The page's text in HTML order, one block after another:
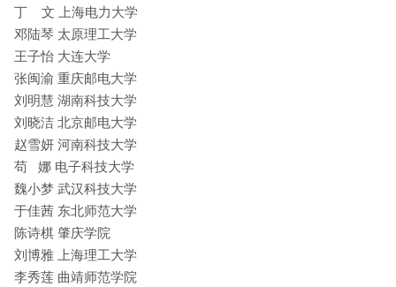
丁 文 上海电力大学
邓陆琴 太原理工大学
王子怡 大连大学
张闽渝 重庆邮电大学
刘明慧 湖南科技大学
刘晓洁 北京邮电大学
赵雪妍 河南科技大学
苟 娜 电子科技大学
魏小梦 武汉科技大学
于佳茜 东北师范大学
陈诗棋 肇庆学院
刘博雅 上海理工大学
李秀莲 曲靖师范学院